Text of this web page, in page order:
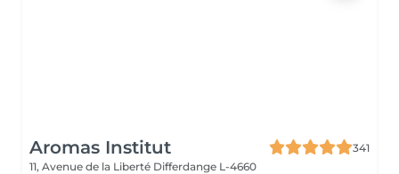
Aromas Institut
341
11, Avenue de la Liberté Differdange L-4660